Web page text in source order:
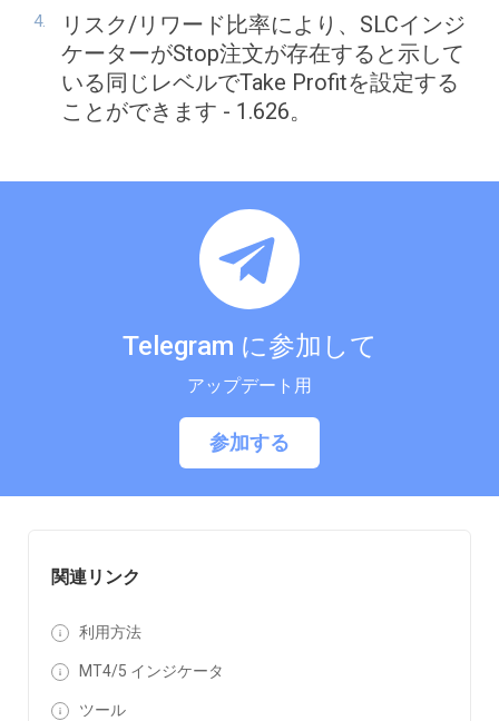
関連リンク
利用方法
MT4/5 インジケータ
ツール
リスク/リワード比率により、SLCインジ
ケーターがStop注文が存在すると示して
いる同じレベルでTake Profitを設定する
ことができます - 1.626。
Telegram に参加して
アップデート用
参加する